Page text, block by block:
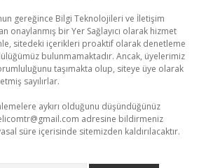
gereğince Bilgi Teknolojileri ve İletişim
onaylanmış bir Yer Sağlayıcı olarak hizmet
sitedeki içerikleri proaktif olarak denetleme
bulunmamaktadır. Ancak, üyelerimiz
taşımakta olup, siteye üye olarak
sayılırlar.
aykırı olduğunu düşündüğünüz
adresine bildirmeniz
süre içerisinde sitemizden kaldırılacaktır.